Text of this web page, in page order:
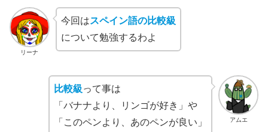
リーナ
今回はスペイン語の比較級
について勉強するわよ
アムエ
比較級って事は
「バナナより、リンゴが好き」や
「このペンより、あのペンが良い」